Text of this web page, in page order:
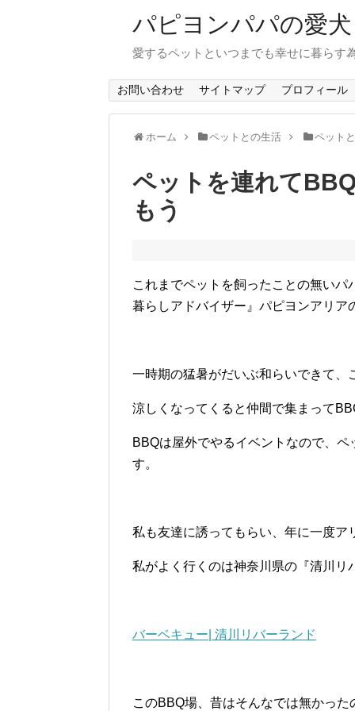
パピヨンパパの愛
愛するペットといつまでも幸せに暮らす
お問い合わせ サイトマップ プロフィール
ホーム ペットとの生活 ペット
ペットを連れて
もう
これまでペットを飼ったことの無い
暮らしアドバイザー』パピヨンアリア
一時期の猛暑がだいぶ和らいできて
涼しくなってくると仲間で集まって
BBQは屋外でやるイベントなので、
す。
私も友達に誘ってもらい、年に一度ア
私がよく行くのは神奈川県の『清川リ
バーベキュー| 清川リバーランド
このBBQ場、昔はそんなでは無かっ